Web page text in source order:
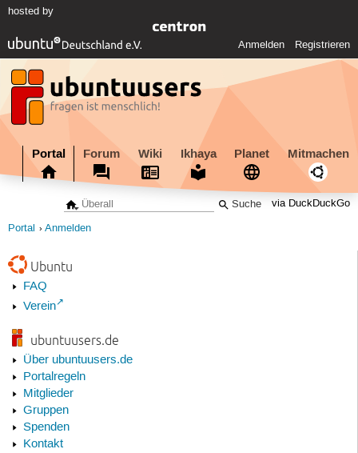
hosted by
Anmelden Registrieren
Portal Forum Wiki Ikhaya Planet Mitmachen
via DuckDuckGo
Portal Anmelden
Ubuntu
FAQ
Verein
ubuntuusers.de
Über ubuntuusers.de
Portalregeln
Mitglieder
Gruppen
Spenden
Kontakt